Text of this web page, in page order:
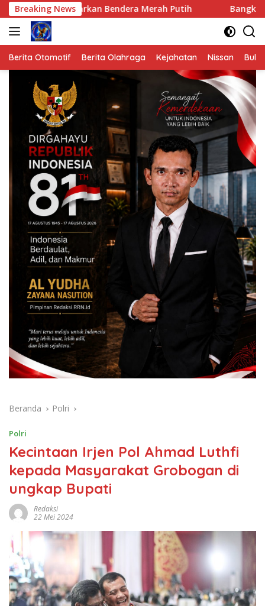
Langsung
ke
konten
Breaking News
Bendera Merah Putih Bangkit Pascabanjir, SD
Berita Otomotif Berita Olahraga Kejahatan Nissan
Beranda Polri
Polri
Kecintaan Irjen Pol Ahmad Luthfi
kepada Masyarakat Grobogan di
ungkap Bupati
Redaksi
22 Mei 2024